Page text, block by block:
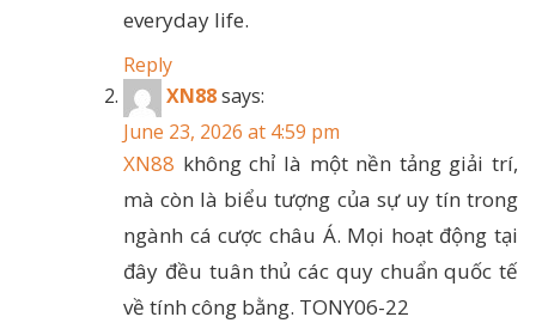
everyday life.
Reply
XN88says:
June 23, 2026 at 4:59 pm
XN88 không chỉ là một nền tảng giải trí,
mà còn là biểu tượng của sự uy tín trong
ngành cá cược châu Á. Mọi hoạt động tại
đây đều tuân thủ các quy chuẩn quốc tế
về tính công bằng. TONY06-22